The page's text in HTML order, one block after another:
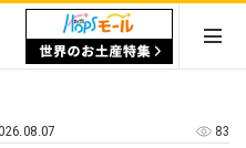
83